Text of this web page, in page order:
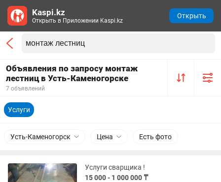
Объявления по запросу монтаж
лестниц в Усть-Каменогорске
7 объявлений
Услуги
Усть-Каменогорск Цена Есть фото
Услуги сварщика !
15 000 - 1 000 000 ₸
Kaspi.kz
Открыть в Приложении Kaspi.kz
Открыть